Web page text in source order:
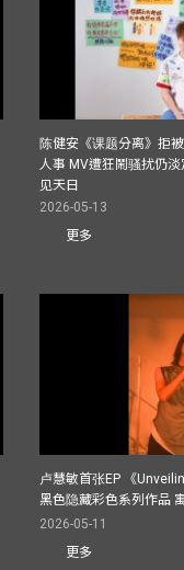
陈健安《课题分离》拒
人事 MV遭狂鬧骚扰仍
见天日
2026-05-13
更多
卢慧敏首张EP 《
黑色隐藏彩色系列作品
2026-05-11
更多